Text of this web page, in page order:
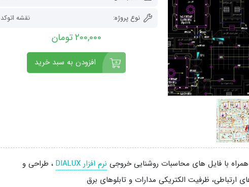
نوع پروژه:
نقشه اتوکد
200,000 تومان
افزودن به سبد خرید
نرم افزار DIALUX
، طراحی و
ارتباطی، ظرفیت الکتریکی مدارات و تابلوهای برق